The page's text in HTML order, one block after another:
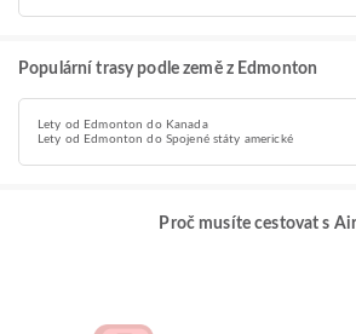
Populární trasy podle země z Edmonton
Lety od Edmonton do Kanada
Lety od Edmonton do Spojené státy americké
Proč musíte cestovat s